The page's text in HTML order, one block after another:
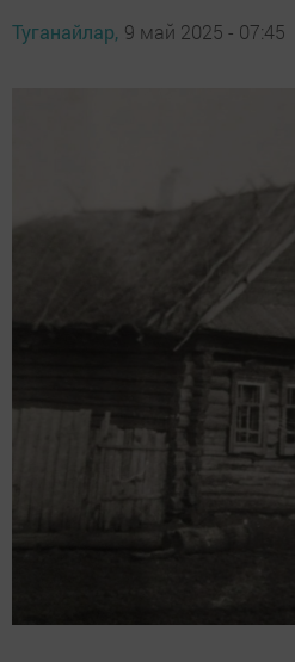
Туганайлар, 9 май 2025 - 07:45